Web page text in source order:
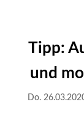
Tipp:
und
Do.